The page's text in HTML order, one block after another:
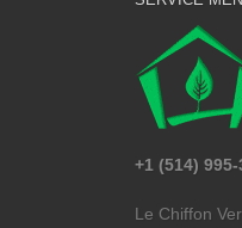
+1 (514)
Le Chiffon